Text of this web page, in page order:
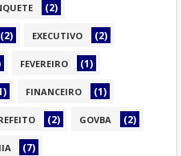
(2)
(2) EXECUTIVO (2)
FEVEREIRO (1)
FINANCEIRO (1)
(2) GOVBA (2)
(7)